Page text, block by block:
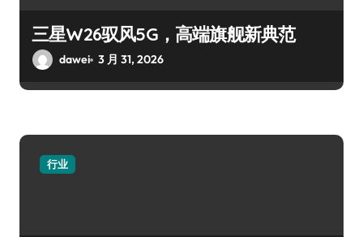
三星W26驭风5G，高端旗舰新典范
dawei 3 月 31, 2026
行业